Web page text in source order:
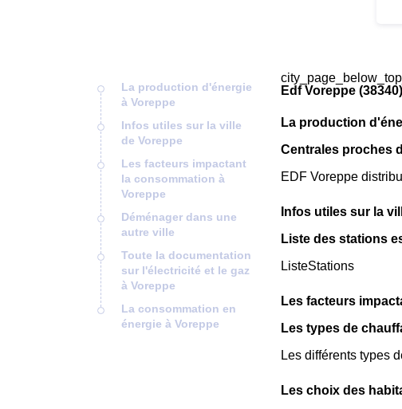
La production d'énergie
à Voreppe
Infos utiles sur la ville
de Voreppe
Les facteurs impactant
la consommation à
Voreppe
Déménager dans une
autre ville
Toute la documentation
sur l'électricité et le gaz
à Voreppe
La consommation en
énergie à Voreppe
Edf Voreppe (38340)
La production
Centrales proches
EDF Voreppe
Infos utiles sur la
Liste des stations
ListeStations
Les facteurs
Les types de
Les différents types
Les choix des